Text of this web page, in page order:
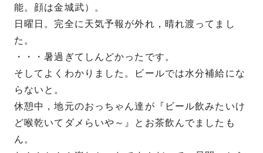
能。顔は金城武）。
日曜日。完全に天気予報が外れ，晴れ渡ってまし
た。
・・・暑過ぎてしんどかったです。
そしてよくわかりました。ビールでは水分補給にな
らないと。
休憩中，地元のおっちゃん達が『ビール飲みたいけ
ど喉乾いてダメらいや～』とお茶飲んでましたも
ん。